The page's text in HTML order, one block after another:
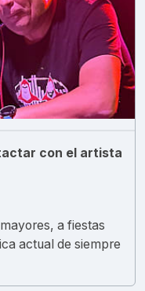
con el artista
a fiestas
actual de siempre